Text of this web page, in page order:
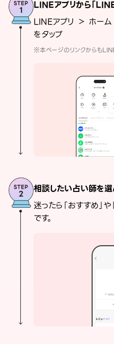
LINEアプリから「
LINEアプリ ＞ ホー
をタップ
※本ページのリンクからも
相談したい占い師を
迷ったら「おすすめ」
です。